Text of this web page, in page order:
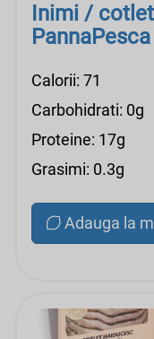
Inimi /
PannaPesca
Calorii: 71
Carbohidrati: 0g
Proteine: 17g
Grasimi: 0.3g
Adauga la